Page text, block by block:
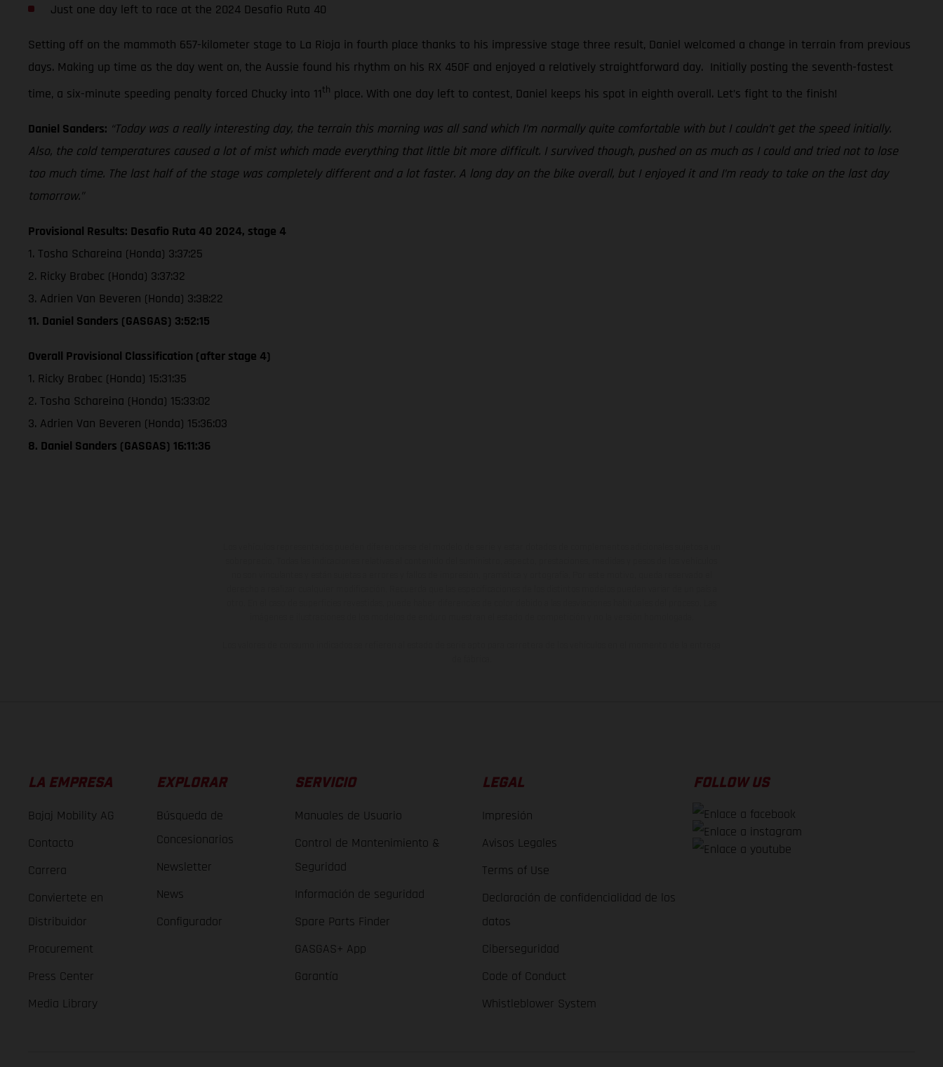
Just one day left to race at the 2024 Desafio Ruta 40
Setting off on the mammoth 657-kilometer stage to La Rioja in fourth place thanks to his impressive stage three result, Daniel welcomed a change in terrain from previous
days. Making up time as the day went on, the Aussie found his rhythm on his RX 450F and enjoyed a relatively straightforward day. Initially posting the seventh-fastest
time, a six-minute speeding penalty forced Chucky into 11th place. With one day left to contest, Daniel keeps his spot in eighth overall. Let’s fight to the finish!
Daniel Sanders: “Today was a really interesting day, the terrain this morning was all sand which I’m normally quite comfortable with but I couldn’t get the speed initially.
Also, the cold temperatures caused a lot of mist which made everything that little bit more difficult. I survived though, pushed on as much as I could and tried not to lose
too much time. The last half of the stage was completely different and a lot faster. A long day on the bike overall, but I enjoyed it and I’m ready to take on the last day
tomorrow.”
Provisional Results: Desafio Ruta 40 2024, stage 4
1. Tosha Schareina (Honda) 3:37:25
2. Ricky Brabec (Honda) 3:37:32
3. Adrien Van Beveren (Honda) 3:38:22
11. Daniel Sanders (GASGAS) 3:52:15
Overall Provisional Classification (after stage 4)
1. Ricky Brabec (Honda) 15:31:35
2. Tosha Schareina (Honda) 15:33:02
3. Adrien Van Beveren (Honda) 15:36:03
8. Daniel Sanders (GASGAS) 16:11:36
LA EMPRESA
Bajaj Mobility AG
Contacto
Carrera
Conviertete en
Distribuidor
Procurement
Press Center
Media Library
EXPLORAR
Búsqueda de
Concesionarios
Newsletter
News
Configurador
SERVICIO
Manuales de Usuario
Control de Mantenimiento &
Seguridad
Información de seguridad
Spare Parts Finder
GASGAS+ App
Garantía
LEGAL
Impresión
Avisos Legales
Terms of Use
Declaración de confidencialidad de los
datos
Ciberseguridad
Code of Conduct
Whistleblower System
FOLLOW US